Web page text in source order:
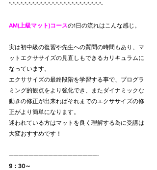
*-*-*-*-*-*-*-*-*-*-*-*-*-*-*-*-*-*-*-*-*-*-*-*-
AM(上級マット)コースの1日の流れはこんな感じ。
実は初中級の復習や先生への質問の時間もあり、マ
ットエクササイズの見直しもできるカリキュラムに
なっています。
エクササイズの最終段階を学習する事で、プログラ
ミング的観点をより強化でき、またダイナミックな
動きの修正が出来ればそれまでのエクササイズの修
正がより簡単になります。
迷われている方はマットを良く理解する為に受講は
大変おすすめです！
——————————————————-
9：30～